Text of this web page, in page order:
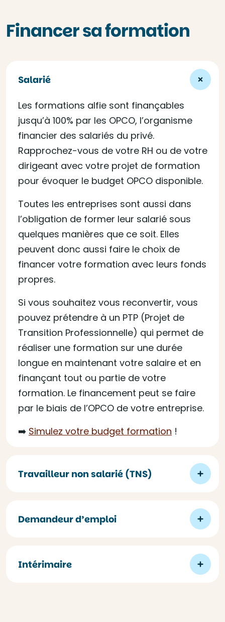
Financer sa formation
Salarié
Les formations alfie sont finançables
jusqu’à 100% par les OPCO, l’organisme
financier des salariés du privé.
Rapprochez-vous de votre RH ou de votre
dirigeant avec votre projet de formation
pour évoquer le budget OPCO disponible.
Toutes les entreprises sont aussi dans
l’obligation de former leur salarié sous
quelques manières que ce soit. Elles
peuvent donc aussi faire le choix de
financer votre formation avec leurs fonds
propres.
Si vous souhaitez vous reconvertir, vous
pouvez prétendre à un PTP (Projet de
Transition Professionnelle) qui permet de
réaliser une formation sur une durée
longue en maintenant votre salaire et en
finançant tout ou partie de votre
formation. Le financement peut se faire
par le biais de l’OPCO de votre entreprise.
➡️ Simulez votre budget formation !
Travailleur non salarié (TNS)
Demandeur d’emploi
Intérimaire